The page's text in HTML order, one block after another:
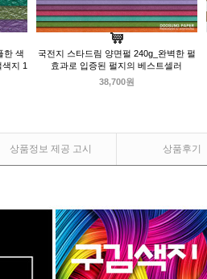
한 색
지 1
국전지 스타드림 양면펄 240g_완벽한 펄
효과로 입증된 펄지의 베스트셀러
38,700원
상품정보 제공 고시 상품후기